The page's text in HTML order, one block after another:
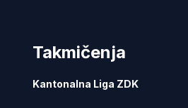
Takmičenja
Kantonalna Liga ZDK